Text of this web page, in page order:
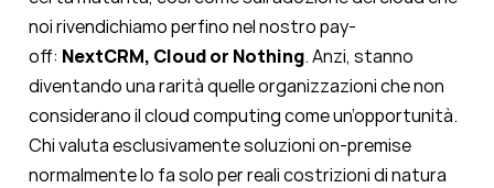
noi rivendichiamo perfino nel nostro pay-
off: NextCRM, Cloud or Nothing. Anzi, stanno
diventando una rarità quelle organizzazioni che non
considerano il cloud computing come un’opportunità.
Chi valuta esclusivamente soluzioni on-premise
normalmente lo fa solo per reali costrizioni di natura